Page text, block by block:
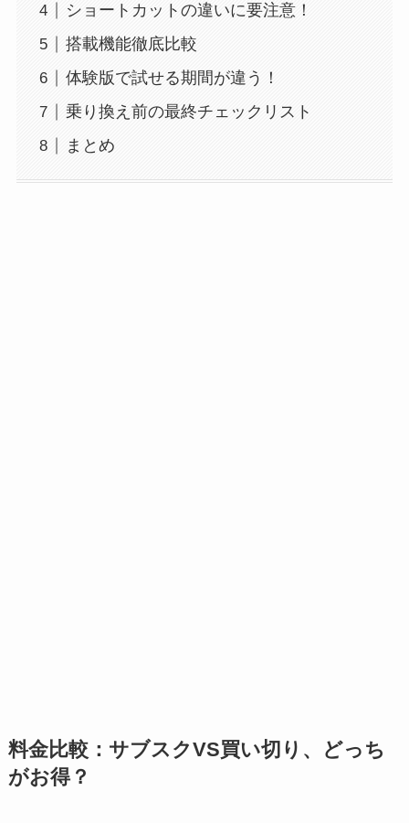
ショートカットの違いに要注意！
搭載機能徹底比較
体験版で試せる期間が違う！
乗り換え前の最終チェックリスト
まとめ
料金比較：サブスクVS買い切り、どっち
がお得？